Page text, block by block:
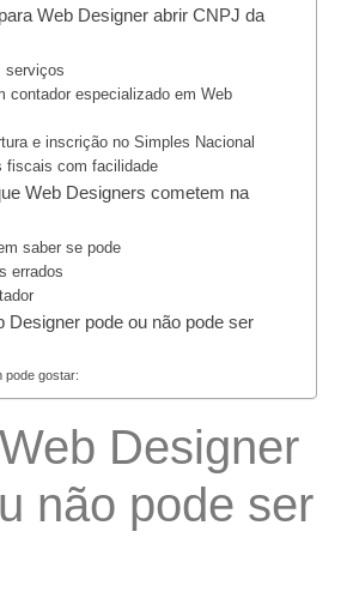
Web Designer abrir CNPJ da
serviços
contador especializado em Web
e inscrição no Simples Nacional
fiscais com facilidade
Web Designers cometem na
saber se pode
errados
Designer pode ou não pode ser
pode gostar:
Designer
não pode ser